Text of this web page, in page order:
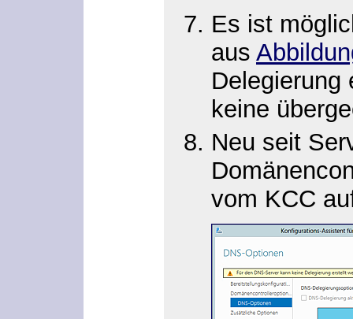
Es ist
aus
Delegierung
keine
Neu seit
vom KCC